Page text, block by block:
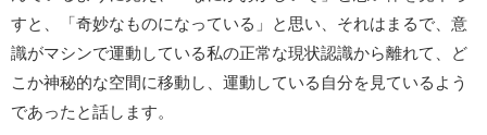
すと、「奇妙なものになっている」と思い、それはまるで、意
識がマシンで運動している私の正常な現状認識から離れて、ど
こか神秘的な空間に移動し、運動している自分を見ているよう
であったと話します。